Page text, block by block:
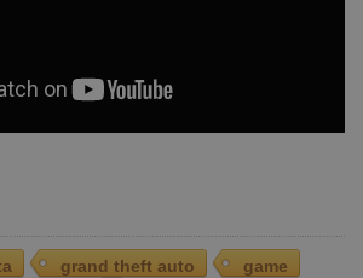
grand theft auto
game